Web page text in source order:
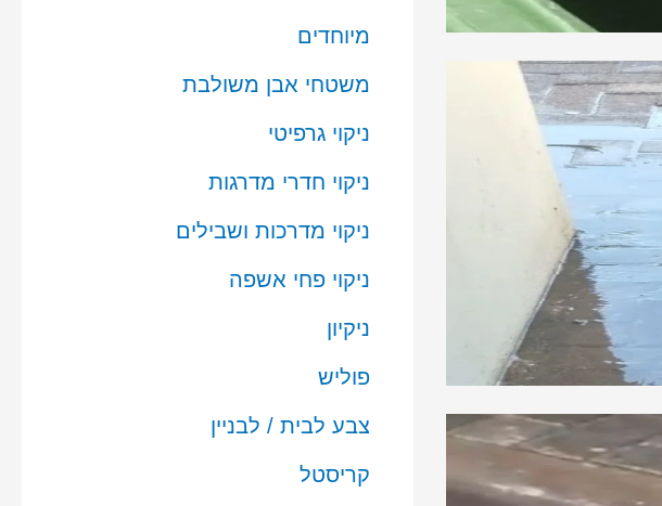
מיוחדים
משטחי אבן משולבת
ניקוי גרפיטי
ניקוי חדרי מדרגות
ניקוי מדרכות ושבילים
ניקוי פחי אשפה
ניקיון
פוליש
צבע לבית / לבניין
קריסטל